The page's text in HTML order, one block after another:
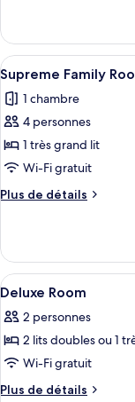
Supreme
Family
Room
Red
Level
Panoramic
View
Supreme
Family
Room
Red
Level
Panoramic
Afficher
toutes
les
photos
pour
ce
type
de
Supreme
Family
Room
Red
Level
Panoramic
View
(2+2)
4
Supreme Family
1 chambre
4 personnes
1 très grand lit
Wi-Fi gratuit
Plus de détails
Plus
Supreme
Family
Room
Level
Panoramic
(2+2)
Afficher
toutes
les
photos
pour
ce
1
Deluxe Room
2 personnes
2 lits doubles ou 1
Wi-Fi gratuit
Plus de détails
Plus